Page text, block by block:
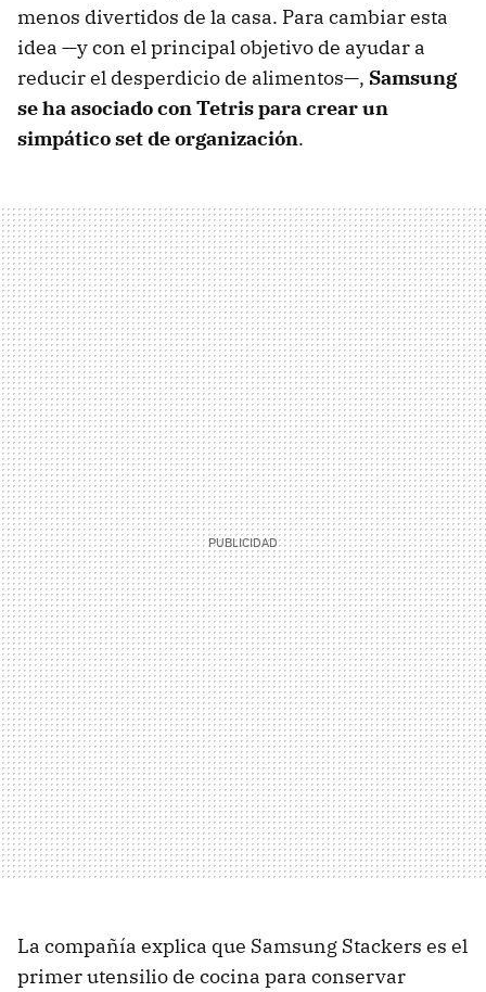
menos divertidos de la casa. Para cambiar esta
idea —y con el principal objetivo de ayudar a
reducir el desperdicio de alimentos—, Samsung
se ha asociado con Tetris para crear un
simpático set de organización.
La compañía explica que Samsung Stackers es el
primer utensilio de cocina para conservar